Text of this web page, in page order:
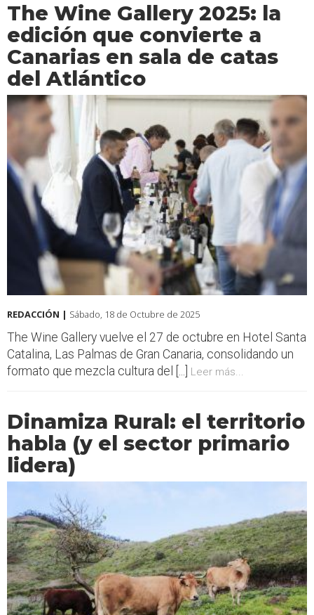
The Wine Gallery 2025: la
edición que convierte a
Canarias en sala de catas
del Atlántico
REDACCIÓN | Sábado, 18 de Octubre de 2025
The Wine Gallery vuelve el 27 de octubre en Hotel Santa
Catalina, Las Palmas de Gran Canaria, consolidando un
formato que mezcla cultura del [...]
Leer más...
Dinamiza Rural: el territorio
habla (y el sector primario
lidera)